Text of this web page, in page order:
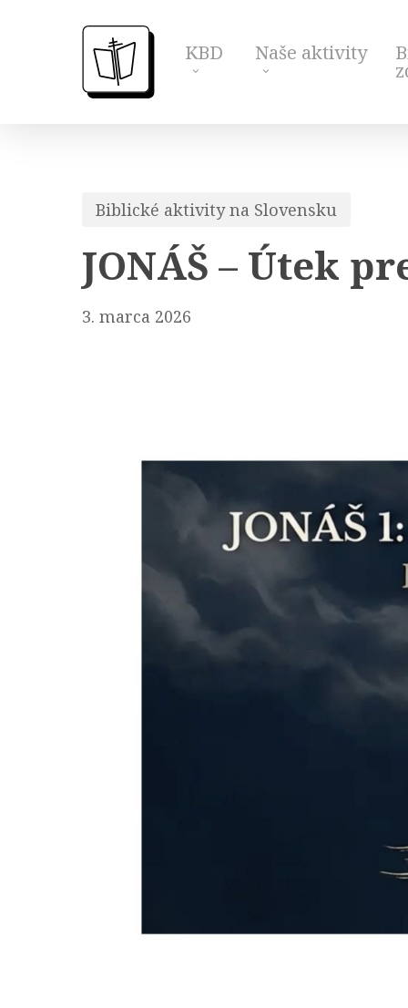
KBD Naše aktivity
Biblické aktivity na Slovensku
JONÁŠ – Útek
3. marca 2026